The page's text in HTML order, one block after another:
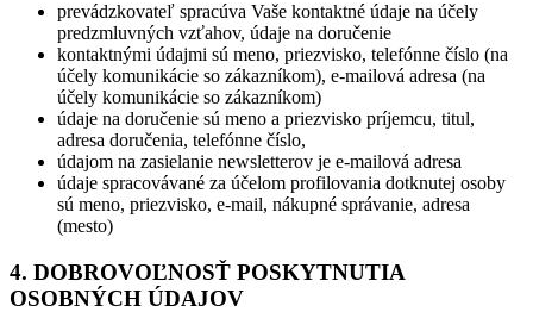
prevádzkovateľ spracúva Vaše kontaktné údaje na účely
predzmluvných vzťahov, údaje na doručenie
kontaktnými údajmi sú meno, priezvisko, telefónne číslo (na
účely komunikácie so zákazníkom), e-mailová adresa (na
účely komunikácie so zákazníkom)
údaje na doručenie sú meno a priezvisko príjemcu, titul,
adresa doručenia, telefónne číslo,
údajom na zasielanie newsletterov je e-mailová adresa
údaje spracovávané za účelom profilovania dotknutej osoby
sú meno, priezvisko, e-mail, nákupné správanie, adresa
(mesto)
4. DOBROVOĽNOSŤ POSKYTNUTIA
OSOBNÝCH ÚDAJOV